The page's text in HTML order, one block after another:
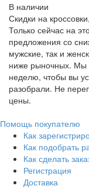
В наличии
Скидки на
Только сейчас на
предложения со
мужские, так и
ниже рыночных. Мы
неделю, чтобы вы
разобрали. Не
цены.
Помощь покупателю
Как
Как подобрать
Как сделать
Регистрация
Доставка